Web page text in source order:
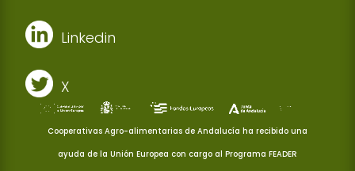
Linkedin
X
Cooperativas Agro-alimentarias de Andalucía ha recibido una
ayuda de la Unión Europea con cargo al Programa FEADER